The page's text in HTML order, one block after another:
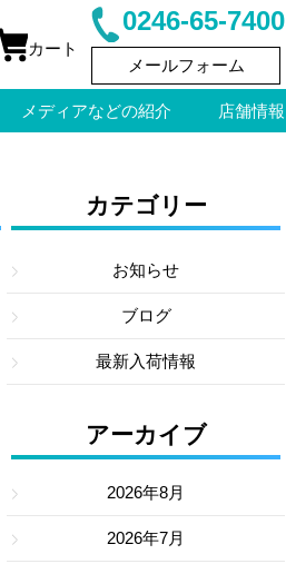
カート
0246-65-7400
メールフォーム
メディアなどの紹介 店舗情報
カテゴリー
お知らせ
ブログ
最新入荷情報
アーカイブ
2026年8月
2026年7月